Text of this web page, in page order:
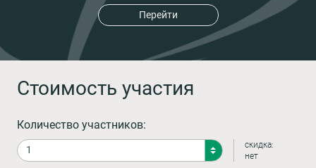
Перейти
Стоимость участия
Количество участников:
скидка:
нет